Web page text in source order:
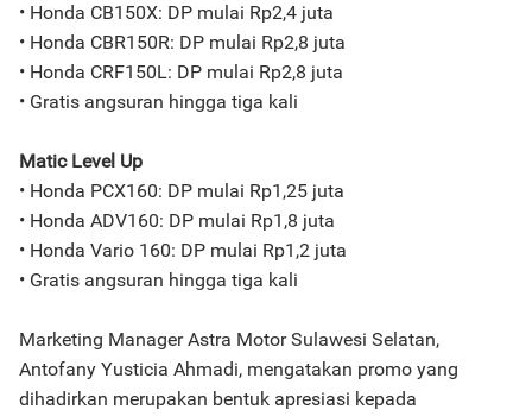
• Honda CB150X: DP mulai Rp2,4 juta
• Honda CBR150R: DP mulai Rp2,8 juta
• Honda CRF150L: DP mulai Rp2,8 juta
• Gratis angsuran hingga tiga kali
Matic Level Up
• Honda PCX160: DP mulai Rp1,25 juta
• Honda ADV160: DP mulai Rp1,8 juta
• Honda Vario 160: DP mulai Rp1,2 juta
• Gratis angsuran hingga tiga kali
Marketing Manager Astra Motor Sulawesi Selatan,
Antofany Yusticia Ahmadi, mengatakan promo yang
dihadirkan merupakan bentuk apresiasi kepada